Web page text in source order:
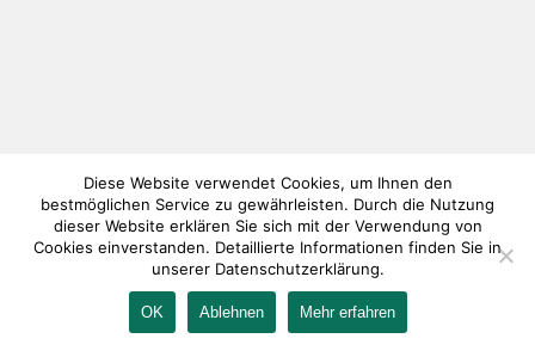
IMPRESSUM KONTAKT AGB DATENSCHUTZ
Diese Website verwendet Cookies, um Ihnen den
bestmöglichen Service zu gewährleisten. Durch die Nutzung
dieser Website erklären Sie sich mit der Verwendung von
Cookies einverstanden. Detaillierte Informationen finden Sie in
unserer Datenschutzerklärung.
OK Ablehnen Mehr erfahren